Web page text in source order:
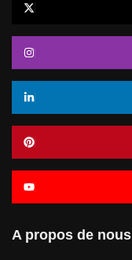
A propos de nous